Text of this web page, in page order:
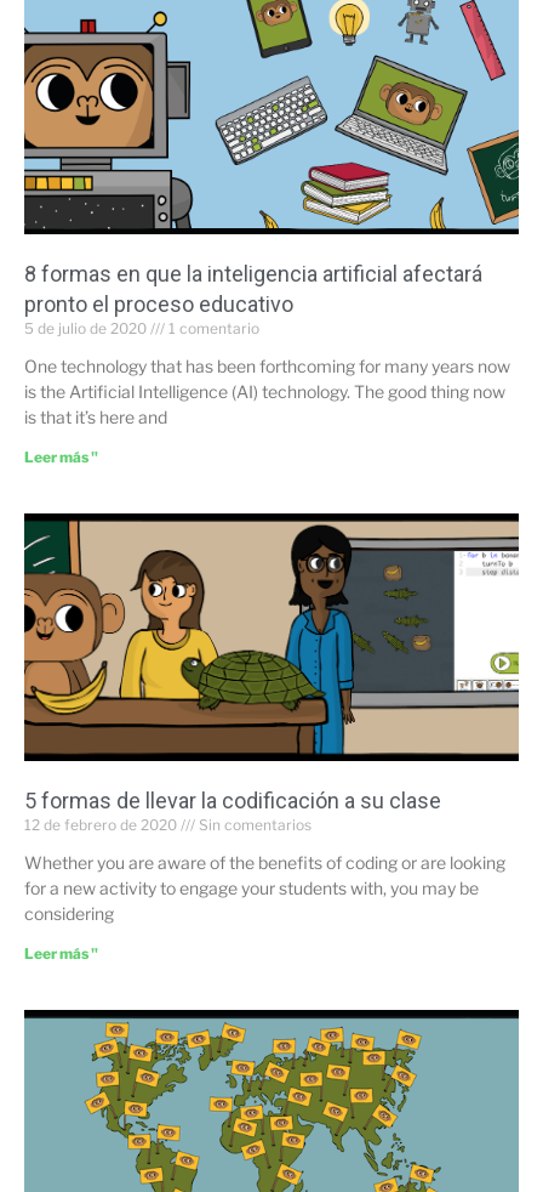
8 formas en que la inteligencia artificial afectará
pronto el proceso educativo
5 de julio de 2020 1 comentario
One technology that has been forthcoming for many years now
is the Artificial Intelligence (AI) technology. The good thing now
is that it’s here and
Leer más "
5 formas de llevar la codificación a su clase
12 de febrero de 2020 Sin comentarios
Whether you are aware of the benefits of coding or are looking
for a new activity to engage your students with, you may be
considering
Leer más "